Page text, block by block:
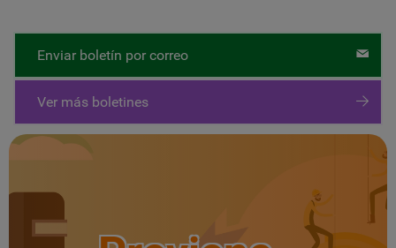
Enviar boletín por correo
Ver más boletines